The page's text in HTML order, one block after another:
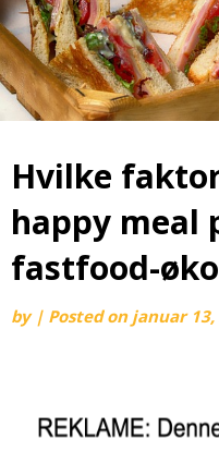
Hvilke
happy meal
fastfood-
by | Posted on januar 13,